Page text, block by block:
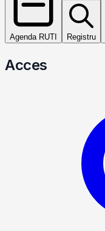
Agenda RUTI Registru
Acces